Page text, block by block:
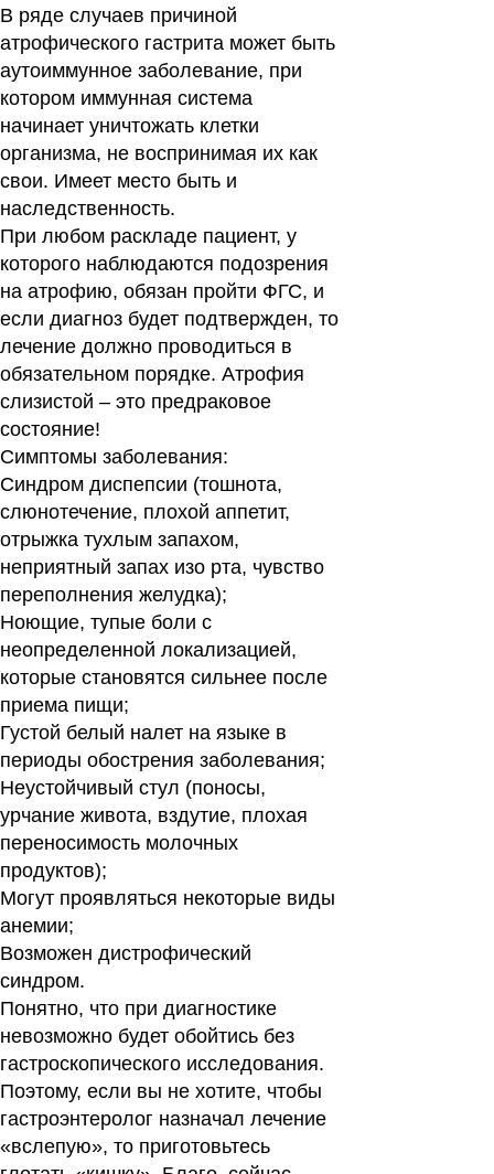
В ряде случаев причиной
атрофического гастрита может быть
аутоиммунное заболевание, при
котором иммунная система
начинает уничтожать клетки
организма, не воспринимая их как
свои. Имеет место быть и
наследственность.
При любом раскладе пациент, у
которого наблюдаются подозрения
на атрофию, обязан пройти ФГС, и
если диагноз будет подтвержден, то
лечение должно проводиться в
обязательном порядке. Атрофия
слизистой – это предраковое
состояние!
Симптомы заболевания:
Синдром диспепсии (тошнота,
слюнотечение, плохой аппетит,
отрыжка тухлым запахом,
неприятный запах изо рта, чувство
переполнения желудка);
Ноющие, тупые боли с
неопределенной локализацией,
которые становятся сильнее после
приема пищи;
Густой белый налет на языке в
периоды обострения заболевания;
Неустойчивый стул (поносы,
урчание живота, вздутие, плохая
переносимость молочных
продуктов);
Могут проявляться некоторые виды
анемии;
Возможен дистрофический
синдром.
Понятно, что при диагностике
невозможно будет обойтись без
гастроскопического исследования.
Поэтому, если вы не хотите, чтобы
гастроэнтеролог назначал лечение
«вслепую», то приготовьтесь